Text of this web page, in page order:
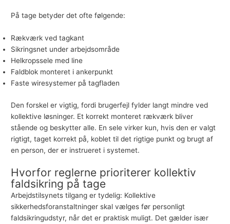
På tage betyder det ofte følgende:
Rækværk ved tagkant
Sikringsnet under arbejdsområde
Helkropssele med line
Faldblok monteret i ankerpunkt
Faste wiresystemer på tagfladen
Den forskel er vigtig, fordi brugerfejl fylder langt mindre ved
kollektive løsninger. Et korrekt monteret rækværk bliver
stående og beskytter alle. En sele virker kun, hvis den er valgt
rigtigt, taget korrekt på, koblet til det rigtige punkt og brugt af
en person, der er instrueret i systemet.
Hvorfor reglerne prioriterer kollektiv
faldsikring på tage
Arbejdstilsynets tilgang er tydelig: Kollektive
sikkerhedsforanstaltninger skal vælges før personligt
faldsikringudstyr, når det er praktisk muligt. Det gælder især